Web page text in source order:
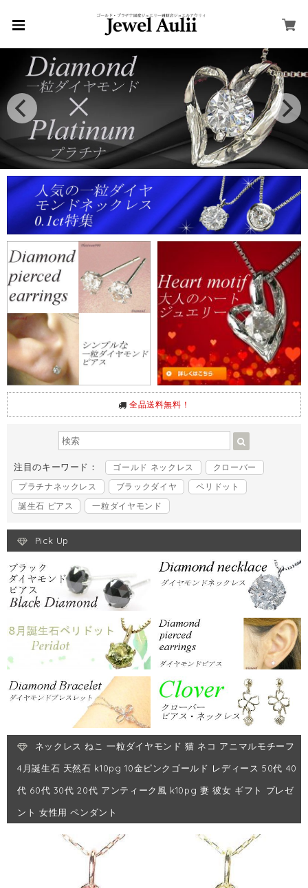
全品送料無料！
注目のキーワード： ゴールド ネックレス
クローバー
プラチナネックレス
ブラックダイヤ
ペリドット
誕生石 ピアス
一粒ダイヤモンド
Pick Up
ネックレス ねこ 一粒ダイヤモンド 猫 ネコ アニマルモチーフ
4月誕生石 天然石 k10pg 10金ピンクゴールド レディース 50代 40
代 60代 30代 20代 アンティーク風 k10pg 妻 彼女 ギフト プレゼ
ント 女性用 ペンダント